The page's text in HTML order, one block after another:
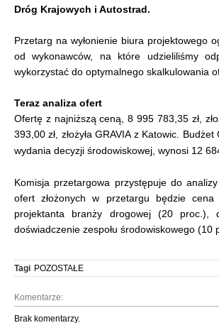
Dróg Krajowych i Autostrad.
Przetarg na wyłonienie biura projektowego
od wykonawców, na które udzieliliśmy
wykorzystać do optymalnego skalkulowania
Teraz analiza ofert
Ofertę z najniższą ceną, 8 995 783,35 zł,
393,00 zł, złożyła GRAVIA z Katowic.
wydania decyzji środowiskowej, wynosi 12
Komisja przetargowa przystępuje do
ofert złożonych w przetargu będzie
projektanta branży drogowej (20 proc.),
doświadczenie zespołu środowiskowego (10
Tagi POZOSTAŁE
Komentarze:
Brak komentarzy.